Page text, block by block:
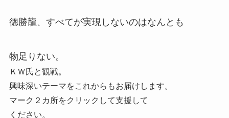
徳勝龍、すべてが実現しないのはなんとも
物足りない。
ＫＷ氏と観戦。
興味深いテーマをこれからもお届けします。
マーク２カ所をクリックして支援して
ください。